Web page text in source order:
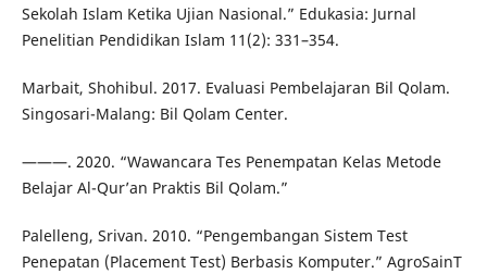
Sekolah Islam Ketika Ujian Nasional.” Edukasia: Jurnal
Penelitian Pendidikan Islam 11(2): 331–354.
Marbait, Shohibul. 2017. Evaluasi Pembelajaran Bil Qolam.
Singosari-Malang: Bil Qolam Center.
———. 2020. “Wawancara Tes Penempatan Kelas Metode
Belajar Al-Qur’an Praktis Bil Qolam.”
Palelleng, Srivan. 2010. “Pengembangan Sistem Test
Penepatan (Placement Test) Berbasis Komputer.” AgroSainT